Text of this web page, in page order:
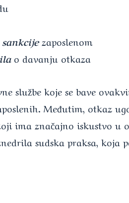
sankcijezaposlenom
o davanju otkaza
službe koje se bave
Međutim, otkaz
ima značajno iskustvo u
sudska praksa,